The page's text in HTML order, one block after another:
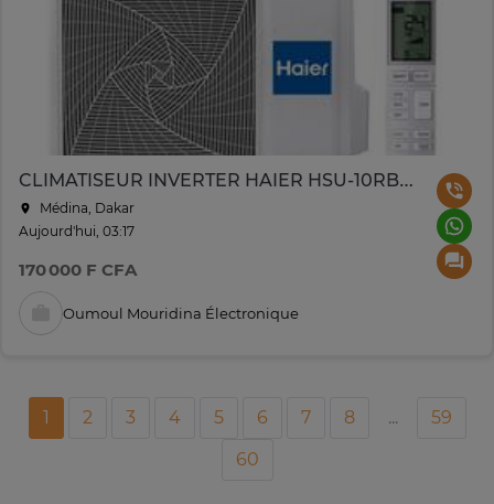
CLIMATISEUR INVERTER HAIER HSU-10RBSR1E 10000BTU
Médina, Dakar
Aujourd'hui, 03:17
170 000 F CFA
Oumoul Mouridina Électronique
1 2 3 4 5 6 7 8 ...
59
60